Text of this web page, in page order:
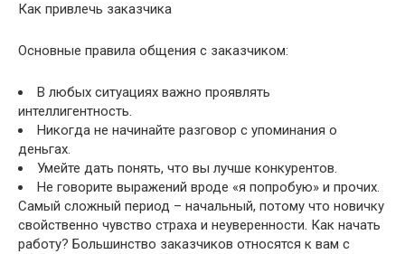
Как привлечь заказчика
Основные правила общения с заказчиком:
В любых ситуациях важно проявлять
интеллигентность.
Никогда не начинайте разговор с упоминания о
деньгах.
Умейте дать понять, что вы лучше конкурентов.
Не говорите выражений вроде «я попробую» и прочих.
Самый сложный период – начальный, потому что новичку
свойственно чувство страха и неуверенности. Как начать
работу? Большинство заказчиков относятся к вам с